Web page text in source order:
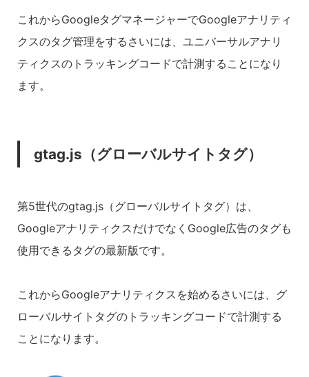
これからGoogleタグマネージャーでGoogleアナリティ
クスのタグ管理をするさいには、ユニバーサルアナリ
ティクスのトラッキングコードで計測することになり
ます。
gtag.js（グローバルサイトタグ）
第5世代のgtag.js（グローバルサイトタグ）は、
GoogleアナリティクスだけでなくGoogle広告のタグも
使用できるタグの最新版です。
これからGoogleアナリティクスを始めるさいには、グ
ローバルサイトタグのトラッキングコードで計測する
ことになります。